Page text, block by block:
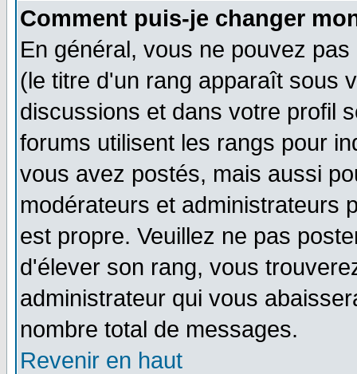
Comment puis-je changer
En général, vous ne pouvez
(le titre d'un rang apparaît sous
discussions et dans votre profil
forums utilisent les rangs pour
vous avez postés, mais aussi
modérateurs et administrateurs
est propre. Veuillez ne pas
d'élever son rang, vous
administrateur qui vous
nombre total de messages.
Revenir en haut